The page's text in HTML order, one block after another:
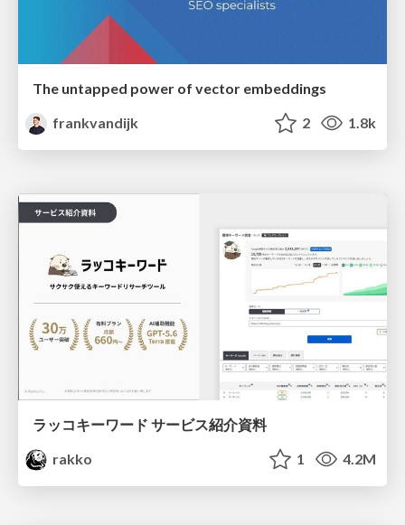
The untapped power of vector embeddings
frankvandijk
2 1.8k
ラッコキーワード サービス紹介資料
rakko
1 4.2M